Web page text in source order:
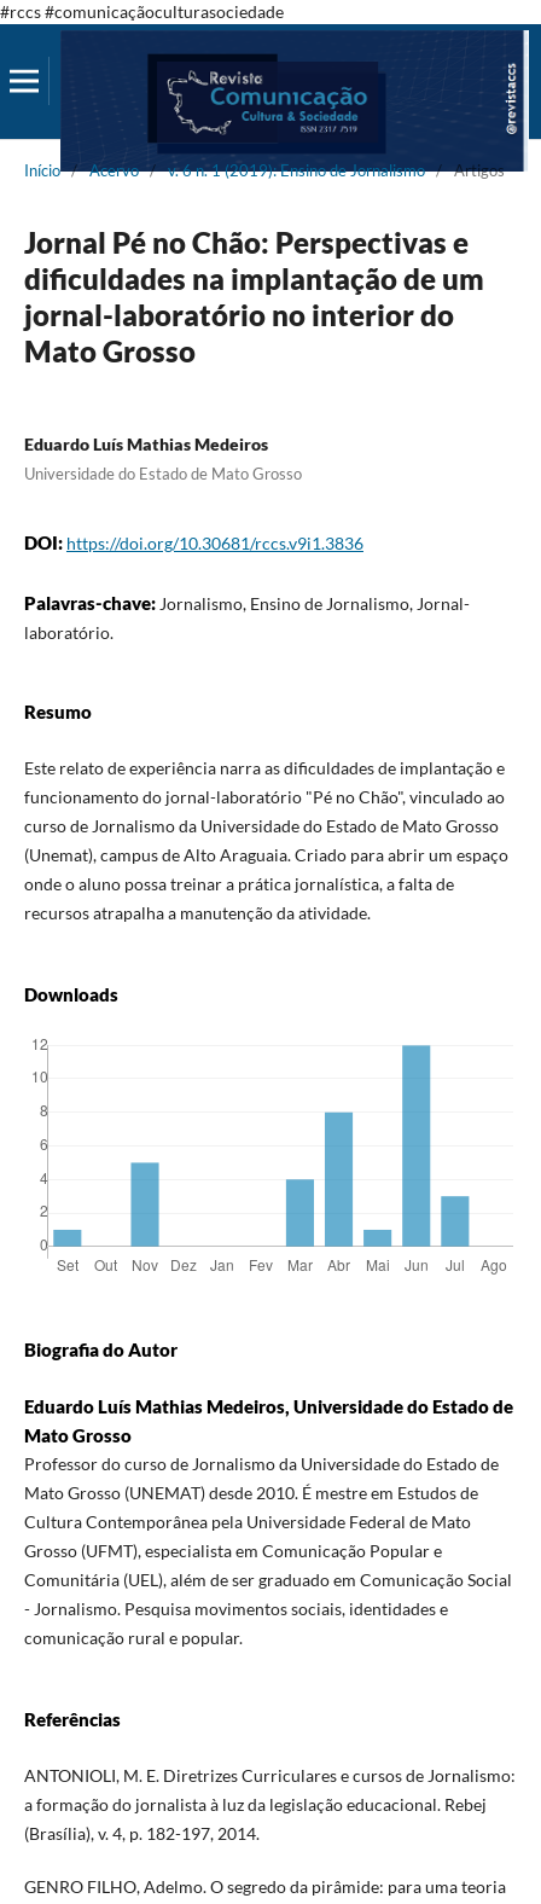
#rccs #comunicaçãoculturasociedade
Início / Acervo / v. 6 n. 1 (2019): Ensino de Jornalismo / Artigos
Jornal Pé no Chão: Perspectivas e
dificuldades na implantação de um
jornal-laboratório no interior do
Mato Grosso
Eduardo Luís Mathias Medeiros
Universidade do Estado de Mato Grosso
DOI: https://doi.org/10.30681/rccs.v9i1.3836
Palavras-chave: Jornalismo, Ensino de Jornalismo, Jornal-
laboratório.
Resumo
Este relato de experiência narra as dificuldades de implantação e
funcionamento do jornal-laboratório "Pé no Chão", vinculado ao
curso de Jornalismo da Universidade do Estado de Mato Grosso
(Unemat), campus de Alto Araguaia. Criado para abrir um espaço
onde o aluno possa treinar a prática jornalística, a falta de
recursos atrapalha a manutenção da atividade.
Downloads
Biografia do Autor
Eduardo Luís Mathias Medeiros, Universidade do Estado de
Mato Grosso
Professor do curso de Jornalismo da Universidade do Estado de
Mato Grosso (UNEMAT) desde 2010. É mestre em Estudos de
Cultura Contemporânea pela Universidade Federal de Mato
Grosso (UFMT), especialista em Comunicação Popular e
Comunitária (UEL), além de ser graduado em Comunicação Social
- Jornalismo. Pesquisa movimentos sociais, identidades e
comunicação rural e popular.
Referências
ANTONIOLI, M. E. Diretrizes Curriculares e cursos de Jornalismo:
a formação do jornalista à luz da legislação educacional. Rebej
(Brasília), v. 4, p. 182-197, 2014.
GENRO FILHO, Adelmo. O segredo da pirâmide: para uma teoria